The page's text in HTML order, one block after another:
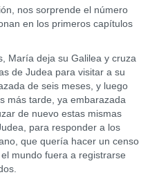
nos sorprende el número
en los primeros capítulos
María deja su Galilea y cruza
de Judea para visitar a su
de seis meses, y luego
más tarde, ya embarazada
de nuevo estas mismas
para responder a los
que quería hacer un censo
mundo fuera a registrarse